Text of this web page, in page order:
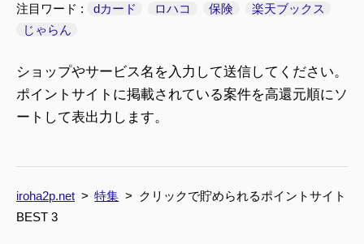
注目ワード dカード ロハコ 保険
楽天ブックス
じゃらん
ショップやサービス名を入力して送信してください。
ポイントサイトに掲載されている案件を高還元順にソ
ートして表出力します。
iroha2p.net 特集
クリックで貯められるポイントサイト
BEST 3